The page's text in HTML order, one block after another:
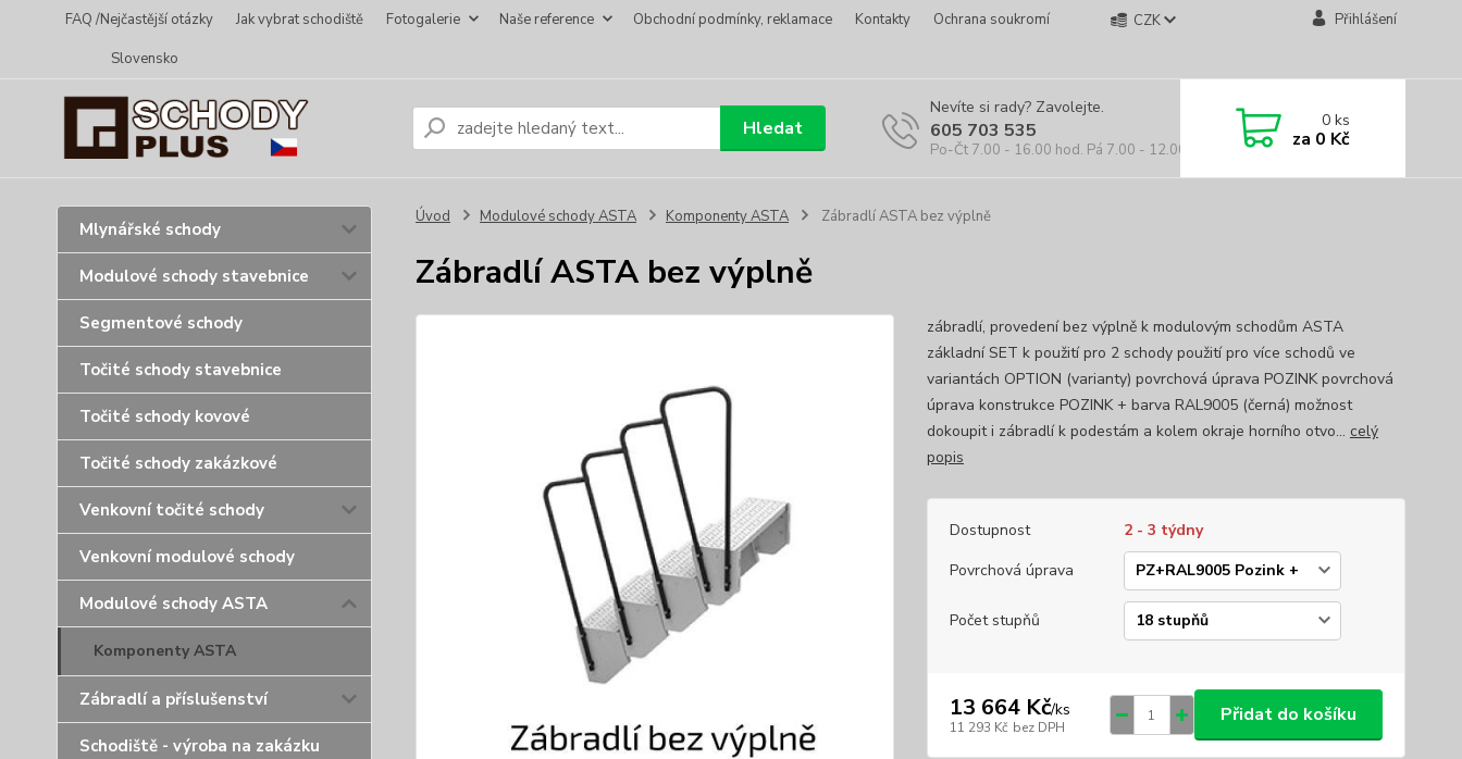
FAQ /Nejčastější otázky Jak vybrat schodiště Fotogalerie Naše reference Obchodní podmínky, reklamace Kontakty
Ochrana soukromí
Slovensko
CZK Přihlášení
Hledat
Nevíte si rady? Zavolejte.
605 703 535
Po-Čt 7.00 - 16.00 hod. Pá 7.00 - 12.00 hod.
0ks
za 0 Kč
Mlynářské schody
Modulové schody stavebnice
Segmentové schody
Točité schody stavebnice
Točité schody kovové
Točité schody zakázkové
Venkovní točité schody
Venkovní modulové schody
Modulové schody ASTA
Komponenty ASTA
Zábradlí a příslušenství
Schodiště - výroba na zakázku
Úvod Modulové schody ASTA Komponenty ASTA Zábradlí ASTA bez výplně
Zábradlí ASTA bez výplně
zábradlí, provedení bez výplně k modulovým schodům ASTA
základní SET k použití pro 2 schody použití pro více schodů ve
variantách OPTION (varianty) povrchová úprava POZINK povrchová
úprava konstrukce POZINK + barva RAL9005 (černá) možnost
dokoupit i zábradlí k podestám a kolem okraje horního otvo... celý
popis
Dostupnost
2 - 3 týdny
Povrchová úprava
Počet stupňů
13 664 Kč/ks
11 293 Kč bez DPH
Přidat do košíku